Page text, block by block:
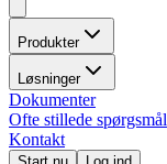
Produkter
Løsninger
Dokumenter
Ofte stillede spørgsmål
Kontakt